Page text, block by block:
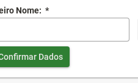
Nome: *
Dados